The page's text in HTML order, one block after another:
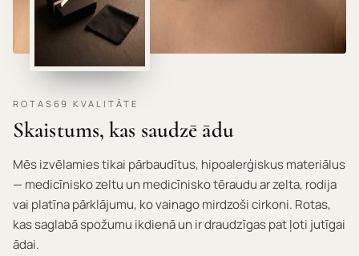
ROTAS69 KVALITĀTE
Skaistums, kas saudzē ādu
Mēs izvēlamies tikai pārbaudītus, hipoalerģiskus materiālus
— medicīnisko zeltu un medicīnisko tēraudu ar zelta, rodija
vai platīna pārklājumu, ko vainago mirdzoši cirkoni. Rotas,
kas saglabā spožumu ikdienā un ir draudzīgas pat ļoti jutīgai
ādai.